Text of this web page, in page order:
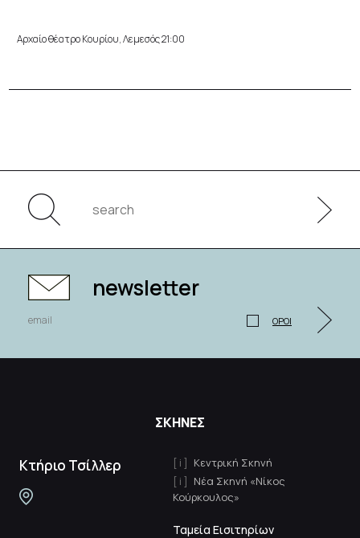
Αρχαίο θέατρο Κουρίου, Λεμεσός 21:00
newsletter
ΟΡΟΙ
ΣΚΗΝΕΣ
Κτήριο Τσίλλερ
Κεντρική Σκηνή
Νέα Σκηνή «Νίκος
Κούρκουλος»
Ταμεία Εισιτηρίων